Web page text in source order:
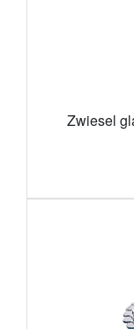
Zwiesel